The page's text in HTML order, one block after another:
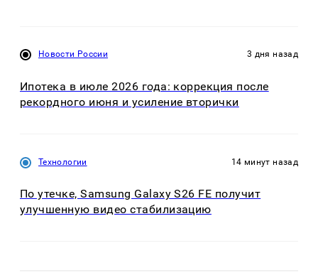
Новости России 3 дня назад
Ипотека в июле 2026 года: коррекция после
рекордного июня и усиление вторички
Технологии 14 минут назад
По утечке, Samsung Galaxy S26 FE получит
улучшенную видео стабилизацию